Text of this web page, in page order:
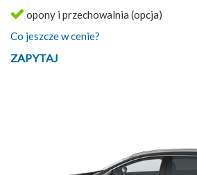
opony i przechowalnia (opcja)
Co jeszcze w cenie?
ZAPYTAJ